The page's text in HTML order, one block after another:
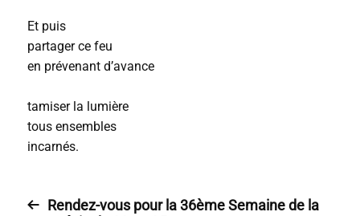
Et puis
partager ce feu
en prévenant d’avance
tamiser la lumière
tous ensembles
incarnés.
Rendez-vous pour la 36ème Semaine de la